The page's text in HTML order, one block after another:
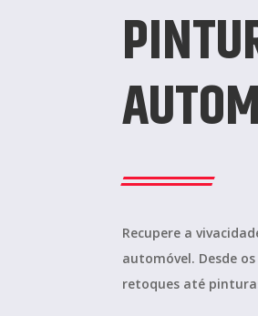
Recupere a
automóvel. Desde
retoques até